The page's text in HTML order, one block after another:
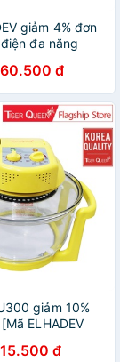
giảm 4% đơn
đa năng
Màu nâu -
hãng
đ
giảm 10%
ELHADEV
tinh Tiger Queen
đ